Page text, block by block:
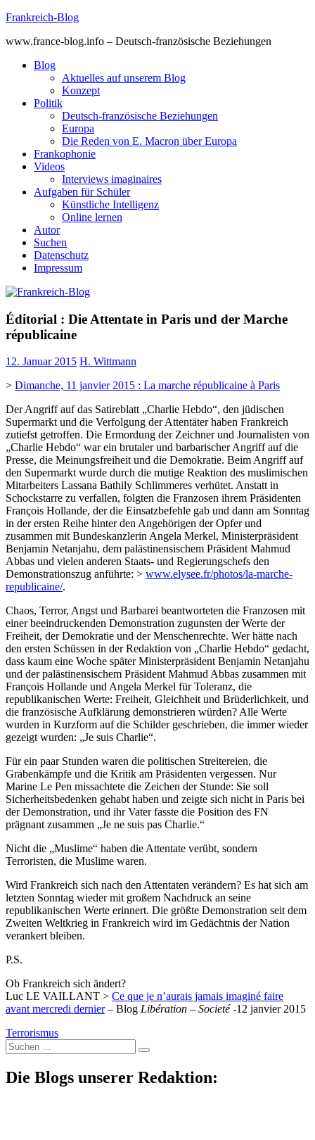
Skip
content
Frankreich-Blog
www.france-blog.info – Deutsch-französische Beziehungen
Blog
Aktuelles auf unserem Blog
Konzept
Politik
Deutsch-französische Beziehungen
Europa
Die Reden von E. Macron über Europa
Frankophonie
Videos
Interviews imaginaires
Aufgaben für Schüler
Künstliche Intelligenz
Online lernen
Autor
Suchen
Datenschutz
Impressum
Éditorial : Die Attentate in Paris und der Marche
républicaine
12. Januar 2015 H. Wittmann
> Dimanche, 11 janvier 2015 : La marche républicaine à Paris
Der Angriff auf das Satireblatt „Charlie Hebdo“, den jüdischen
Supermarkt und die Verfolgung der Attentäter haben Frankreich
zutiefst getroffen. Die Ermordung der Zeichner und Journalisten von
„Charlie Hebdo“ war ein brutaler und barbarischer Angriff auf die
Presse, die Meinungsfreiheit und die Demokratie. Beim Angriff auf
den Supermarkt wurde durch die mutige Reaktion des muslimischen
Mitarbeiters Lassana Bathily Schlimmeres verhütet. Anstatt in
Schockstarre zu verfallen, folgten die Franzosen ihrem Präsidenten
François Hollande, der die Einsatzbefehle gab und dann am Sonntag
in der ersten Reihe hinter den Angehörigen der Opfer und
zusammen mit Bundeskanzlerin Angela Merkel, Ministerpräsident
Benjamin Netanjahu, dem palästinensischem Präsident Mahmud
Abbas und vielen anderen Staats- und Regierungschefs den
Demonstrationszug anführte: > www.elysee.fr/photos/la-marche-
republicaine/.
Chaos, Terror, Angst und Barbarei beantworteten die Franzosen mit
einer beeindruckenden Demonstration zugunsten der Werte der
Freiheit, der Demokratie und der Menschenrechte. Wer hätte nach
den ersten Schüssen in der Redaktion von „Charlie Hebdo“ gedacht,
dass kaum eine Woche später Ministerpräsident Benjamin Netanjahu
und der palästinensischem Präsident Mahmud Abbas zusammen mit
François Hollande und Angela Merkel für Toleranz, die
republikanischen Werte: Freiheit, Gleichheit und Brüderlichkeit, und
die französische Aufklärung demonstrieren würden? Alle Werte
wurden in Kurzform auf die Schilder geschrieben, die immer wieder
gezeigt wurden: „Je suis Charlie“.
Für ein paar Stunden waren die politischen Streitereien, die
Grabenkämpfe und die Kritik am Präsidenten vergessen. Nur
Marine Le Pen missachtete die Zeichen der Stunde: Sie soll
Sicherheitsbedenken gehabt haben und zeigte sich nicht in Paris bei
der Demonstration, und ihr Vater fasste die Position des FN
prägnant zusammen „Je ne suis pas Charlie.“
Nicht die „Muslime“ haben die Attentate verübt, sondern
Terroristen, die Muslime waren.
Wird Frankreich sich nach den Attentaten verändern? Es hat sich am
letzten Sonntag wieder mit großem Nachdruck an seine
republikanischen Werte erinnert. Die größte Demonstration seit dem
Zweiten Weltkrieg in Frankreich wird im Gedächtnis der Nation
verankert bleiben.
P.S.
Ob Frankreich sich ändert?
Luc LE VAILLANT > Ce que je n’aurais jamais imaginé faire
avant mercredi dernier– Blog Libération – Societé-12 janvier 2015
Terrorismus
Suche
nach:
Die Blogs unserer Redaktion: